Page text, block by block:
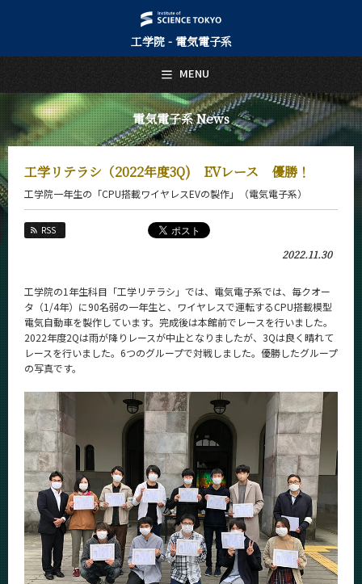
工学院 - 電気電子系
電気電子系 News
工学リテラシ（2022年度3Q) EVレース 優勝！
工学院一年生の「CPU搭載ワイヤレスEVの製作」（電気電子系）
RSS
2022.11.30
工学院の1年生科目「工学リテラシ」では、電気電子系では、毎クオー
タ（1/4年）に90名弱の一年生と、ワイヤレスで運転するCPU搭載模型
電気自動車を製作しています。完成後は本館前でレースを行いました。
2022年度2Qは雨が降りレースが中止となりましたが、3Qは良く晴れて
レースを行いました。6つのグループで対戦しました。優勝したグループ
の写真です。
MENU
日本語 English
トップページ
Top Page
電気電子系について
About Us
Education
教員・研究室
Faculty and Laboratories
入学案内
Admissions
電気電子系 News
News
News 一覧
カテゴリ別
課程別
月別
イベントカレンダー
Event Calendar